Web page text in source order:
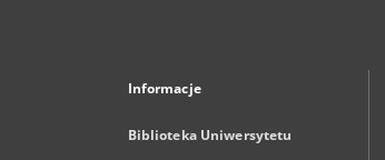
Informacje
Biblioteka Uniwersytetu